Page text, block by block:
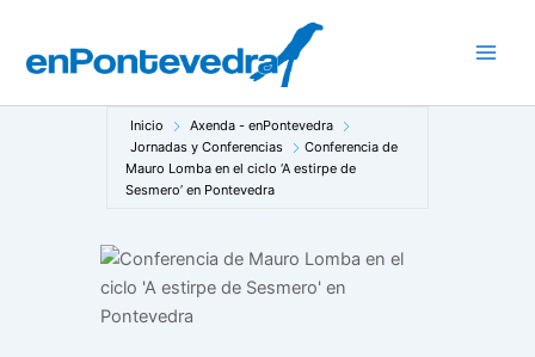
contenido
Inicio
Axenda - enPontevedra
Jornadas y Conferencias
Conferencia de
Mauro Lomba en el ciclo ‘A estirpe de
Sesmero’ en Pontevedra